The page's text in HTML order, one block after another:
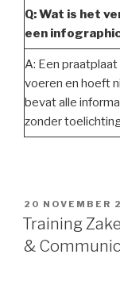
Q: Wat is het
een
A: Een
voeren en hoeft
bevat alle
zonder
POSTED
ON
20 NOVEMBER
Training
&